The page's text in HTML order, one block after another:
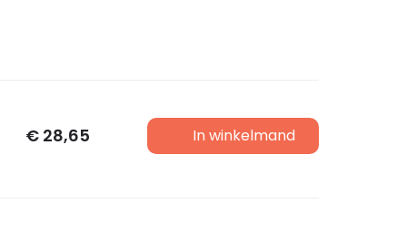
€28,65 In winkelmand